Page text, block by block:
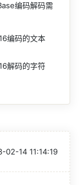
编码解码需
编码的文本
解码的字符
02-14 11:14:19